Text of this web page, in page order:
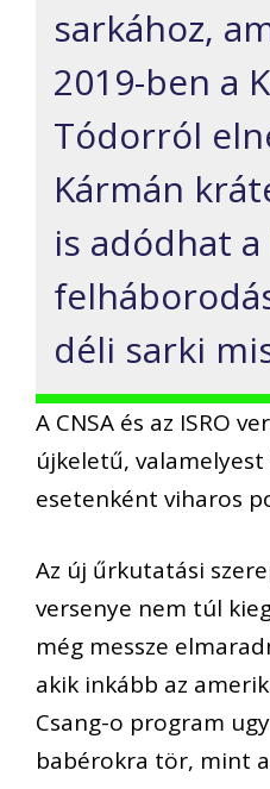
sarkához,
2019-ben a
Tódorról
Kármán
is adódhat
déli sarki
A CNSA és az ISRO
újkeletű,
esetenként viharos
Az új űrkutatási
versenye nem túl
még messze
akik inkább az
Csang-o program
babérokra tör, mint